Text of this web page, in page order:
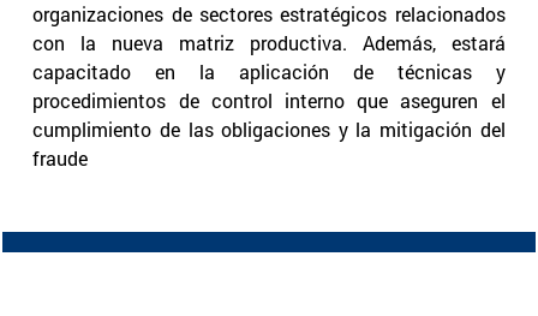
organizaciones de sectores estratégicos relacionados
con la nueva matriz productiva. Además, estará
capacitado en la aplicación de técnicas y
procedimientos de control interno que aseguren el
cumplimiento de las obligaciones y la mitigación del
fraude